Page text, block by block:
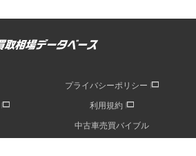
プライバシーポリシー
利用規約
中古車売買バイブル